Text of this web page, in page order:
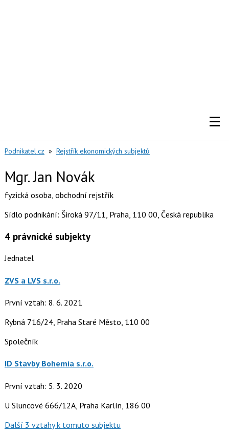
Podnikatel.cz » Rejstřík ekonomických subjektů
Mgr. Jan Novák
fyzická osoba, obchodní rejstřík
Sídlo podnikání: Široká 97/11, Praha, 110 00, Česká republika
4právnické subjekty
Jednatel
ZVS a LVS s.r.o.
První vztah: 8. 6. 2021
Rybná 716/24, Praha Staré Město, 110 00
Společník
ID Stavby Bohemia s.r.o.
První vztah: 5. 3. 2020
U Sluncové 666/12A, Praha Karlín, 186 00
Další 3 vztahy k tomuto subjektu